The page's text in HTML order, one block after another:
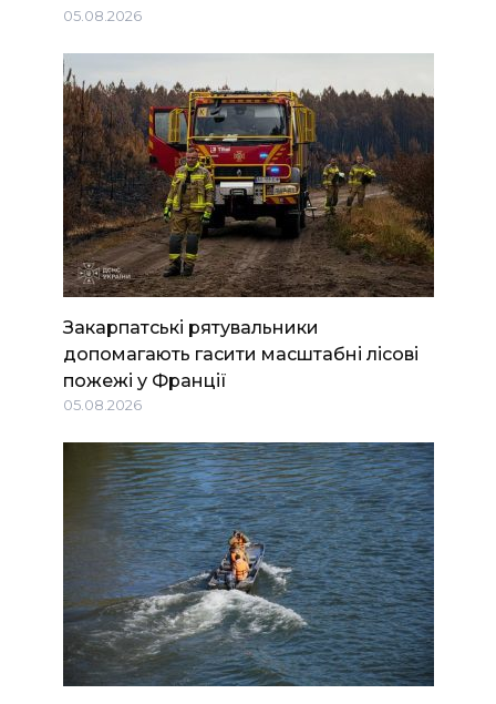
05.08.2026
Закарпатські рятувальники
допомагають гасити масштабні лісові
пожежі у Франції
05.08.2026